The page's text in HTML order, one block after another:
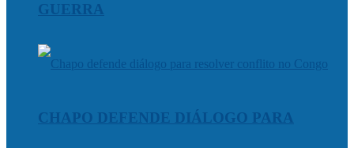
GUERRA
CHAPO DEFENDE DIÁLOGO PARA